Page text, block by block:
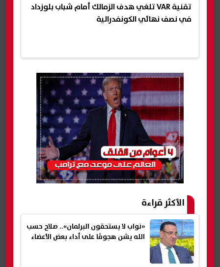
تقنية VAR تلغي هدف الزمالك أمام شباب بلوزداد
في نصف نهائي الكونفدرالية
الأكثر قراءة
«نواب لا يستحقون البرلمان».. صلاح حسب
الله يشن هجومًا على أداء بعض الأعضاء